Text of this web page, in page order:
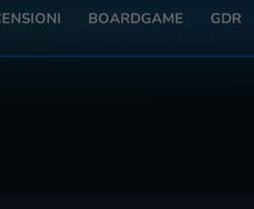
BOARDGAME GDR